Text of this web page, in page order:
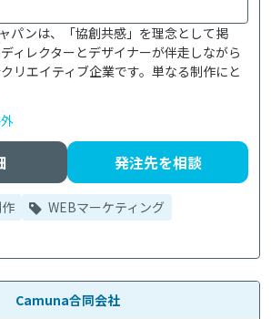
パンは、「協創共感」を理念として掲
ィレクターとデザイナーが伴走しながら
リエイティブ企業です。単なる制作にと
発注先を相談
WEBマーケティング
Camuna合同会社